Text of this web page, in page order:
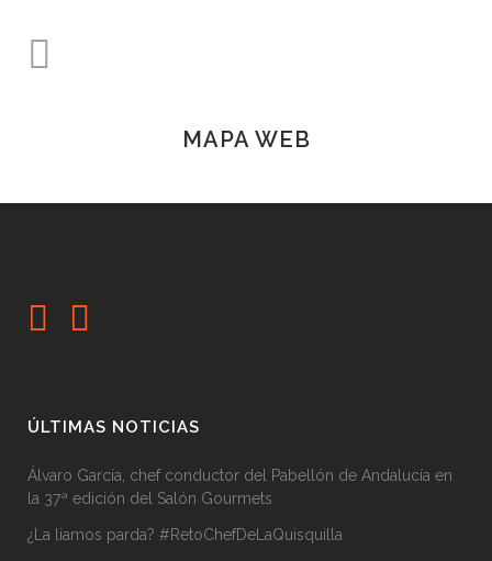
MAPA WEB
ÚLTIMAS NOTICIAS
Álvaro García, chef conductor del Pabellón de Andalucía en
la 37ª edición del Salón Gourmets
¿La liamos parda? #RetoChefDeLaQuisquilla